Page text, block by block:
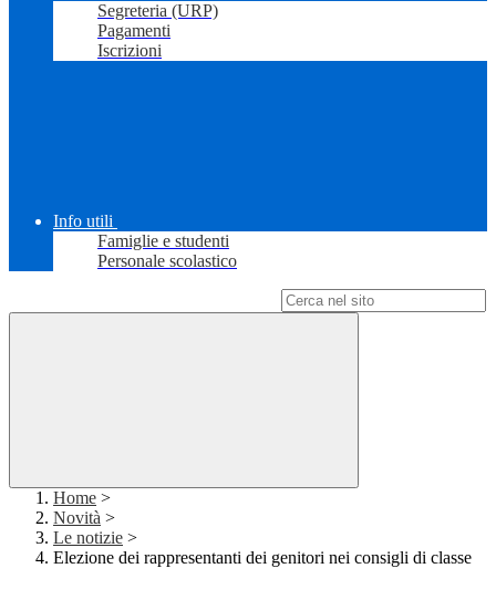
Segreteria (URP)
Pagamenti
Iscrizioni
Info utili
Famiglie e studenti
Personale scolastico
Home >
Novità >
Le notizie >
Elezione dei rappresentanti dei genitori nei consigli di classe